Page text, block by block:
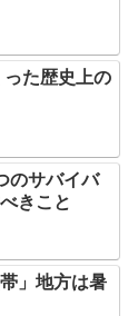
た歴史上の
のサバイバ
きこと
」地方は暑